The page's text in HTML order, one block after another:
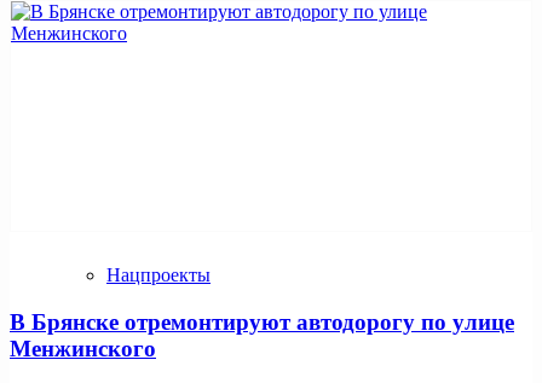
Нацпроекты
В Брянске отремонтируют автодорогу по улице
Менжинского